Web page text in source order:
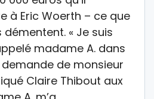
à Eric Woerth – ce que
« Je suis
madame A. dans
de monsieur
Claire Thibout aux